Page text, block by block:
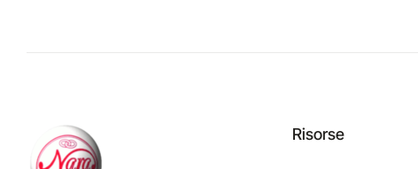
Risorse